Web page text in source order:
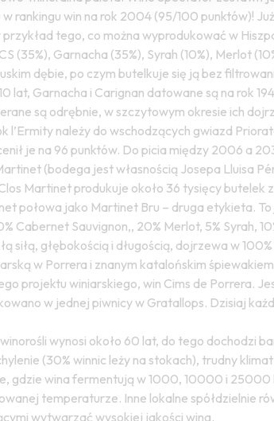
rankingu win na rok 2004 (95/100 punktów)!
tego, co można wyprodukować w
(35%), Garnacha (35%), Syrah (10%), Merlot
dębie, po czym butelkuje się ją bez
lat, Garnacha i Carignan datowane są na rok
są odrębnie, w szczytowym okresie ich
l’Ermity należy do wschodzących gwiazd
je na 96 punktów. Do picia między 2006 a
(bodega jest własnością Josepa Lluisa
Martinet produkuje około 36 tysięcy butelek
połowa jako Martinet Bru – druga etykieta.
Cabernet Sauvignon,, 20% Merlot, 5% Syrah,
siłą, głębokością i długością, dojrzewa w
w Porrera i znanym katalońskim
projektu winiarskiego, win Cims de Porrera.
w jednej piwnicy w Gratallops. Dzisiaj
wynosi około 60 lat, do tego dochodzi
(30% winnic leży na stokach), trudny
gdzie wina fermentują w 1000, 10000 i 25000
temperaturze. Inne lokalne spółdzielnie
wytwarzać wysokiej jakości wina.